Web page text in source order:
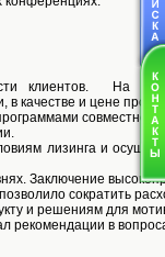
клиентов. На
в качестве и цене
совместно
лизинга и
Заключение
сократить
и решениям для
в